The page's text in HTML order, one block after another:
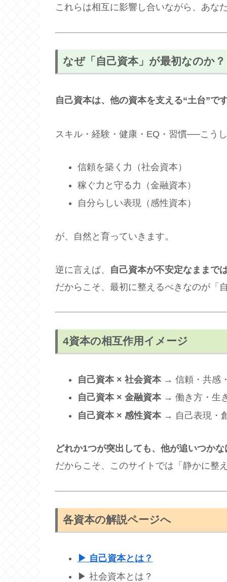
これらは相互に影響し合いながら、あな
なぜ「自己資本」が最初なのか？
自己資本は、他の資本を支える“土台”で
スキル・経験・健康・EQ・習慣──こう
信頼を築く力（社会資本）
稼ぐ力と守る力（金融資本）
自分らしい表現（感性資本）
が、自然と育っていきます。
逆に言えば、 自己資本が不安定なままで
だからこそ、最初に整えるべきなのが「
4資本の相互作用イメージ
自己資本 × 社会資本→ 信頼・共感
自己資本 × 金融資本→ 働き方・生
自己資本 × 感性資本→ 自己表現・
どれか1つが突出しても、他が追いつか
だからこそ、このサイトでは「静かに整
各資本の解説ページへ
▶ 自己資本とは？
▶ 社会資本とは？